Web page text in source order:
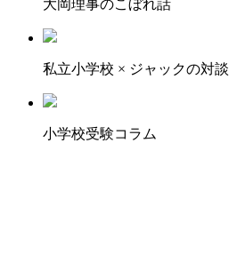
大岡理事のこぼれ話
私立小学校 × ジャックの対談
小学校受験コラム